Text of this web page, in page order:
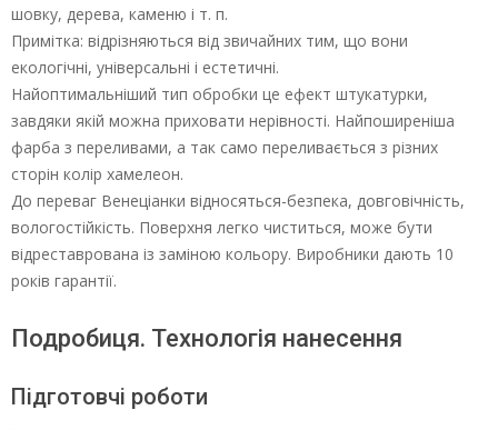
шовку, дерева, каменю і т. п.
Примітка: відрізняються від звичайних тим, що вони
екологічні, універсальні і естетичні.
Найоптимальніший тип обробки це ефект штукатурки,
завдяки якій можна приховати нерівності. Найпоширеніша
фарба з переливами, а так само переливається з різних
сторін колір хамелеон.
До переваг Венеціанки відносяться-безпека, довговічність,
вологостійкість. Поверхня легко чиститься, може бути
відреставрована із заміною кольору. Виробники дають 10
років гарантії.
Подробиця. Технологія нанесення
Підготовчі роботи